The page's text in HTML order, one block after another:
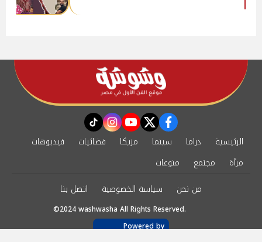
facebook
twitter
youtube
instagram
tiktok
الرئيسية دراما سينما مزيكا فضائيات
فيديوهات
مرأة
مجتمع
منوعات
من نحن
سياسة الخصوصية اتصل بنا
©2024 washwasha All Rights Reserved.
Powered by